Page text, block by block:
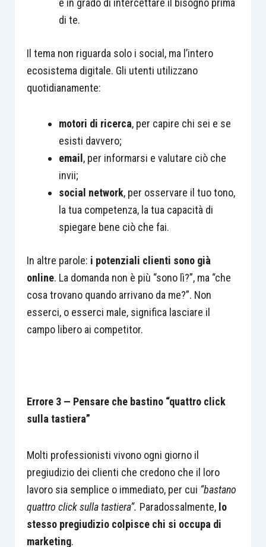
di te.
Il tema non riguarda solo i social, ma l’intero
ecosistema digitale. Gli utenti utilizzano
quotidianamente:
motori di ricerca, per capire chi sei e se
esisti davvero;
email , per informarsi e valutare ciò che
invii;
social network, per osservare il tuo tono,
la tua competenza, la tua capacità di
spiegare bene ciò che fai.
In altre parole: i potenziali clienti sono già
online. La domanda non è più “sono lì?”, ma “che
cosa trovano quando arrivano da me?”. Non
esserci, o esserci male, significa lasciare il
campo libero ai competitor.
Errore 3 — Pensare che bastino “quattro click
sulla tastiera”
Molti professionisti vivono ogni giorno il
pregiudizio dei clienti che credono che il loro
lavoro sia semplice o immediato, per cui “bastano
quattro click sulla tastiera”. Paradossalmente, lo
stesso pregiudizio colpisce chi si occupa di
marketing.